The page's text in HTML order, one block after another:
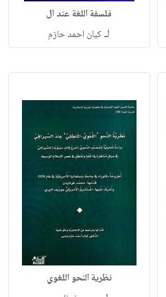
فلسفة اللغة عند ال
لـكيان احمد حازم
نظرية النحو اللغوي